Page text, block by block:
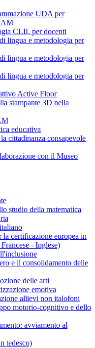
UDA per
CLIL per docenti
lingua e metodologia per
lingua e metodologia per
lingua e metodologia per
Active Floor
stampante 3D nella
educativa
cittadinanza consapevole
con il Museo
studio della matematica
certificazione europea in
- Inglese)
e il consolidamento delle
delle arti
emotiva
allievi non italofoni
motorio-cognitivo e dello
avviamento al
tedesco)